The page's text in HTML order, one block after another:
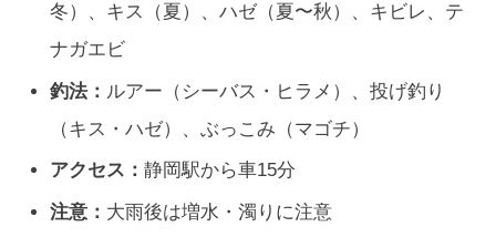
冬）、キス（夏）、ハゼ（夏〜秋）、キビレ、テ
ナガエビ
釣法： ルアー（シーバス・ヒラメ）、投げ釣り
（キス・ハゼ）、ぶっこみ（マゴチ）
アクセス：静岡駅から車15分
注意： 大雨後は増水・濁りに注意